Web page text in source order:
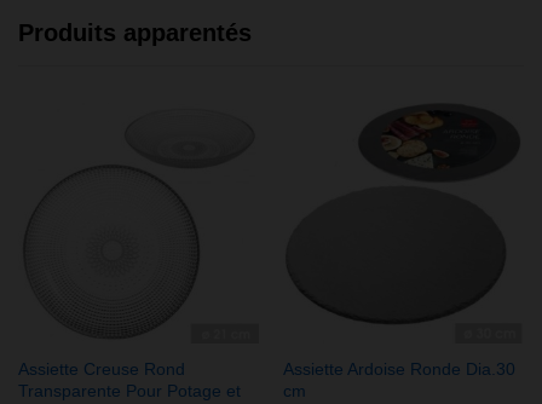
Produits apparentés
Assiette Creuse Rond
Transparente Pour Potage et
Assiette Ardoise Ronde Dia.30
cm